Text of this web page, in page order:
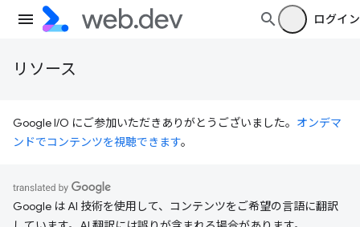
ログイン
リソース
Google I/O にご参加いただきありがとうございました。 オンデマ
ンドでコンテンツを視聴できます。
Google は AI 技術を使用して、コンテンツをご希望の言語に翻訳